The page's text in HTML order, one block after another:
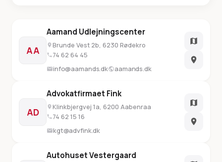
AA
Aamand Udlejningscenter
Brunde Vest 2b, 6230 Rødekro
74 62 64 45
info@aamands.dk
aamands.dk
AD
Advokatfirmaet Fink
Klinkbjergvej 1a, 6200 Aabenraa
74 62 15 16
kgt@advfink.dk
Autohuset Vestergaard